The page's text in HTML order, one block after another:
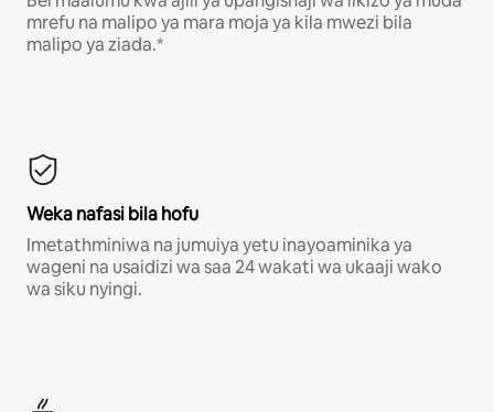
mrefu na malipo ya mara moja ya kila mwezi bila
malipo ya ziada.*
Weka nafasi bila hofu
Imetathminiwa na jumuiya yetu inayoaminika ya
wageni na usaidizi wa saa 24 wakati wa ukaaji wako
wa siku nyingi.